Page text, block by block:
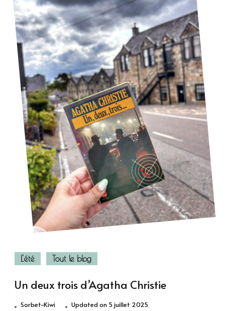
L'été Tout le blog
Un deux trois d’Agatha Christie
Sorbet-Kiwi Updated on 5 juillet 2025